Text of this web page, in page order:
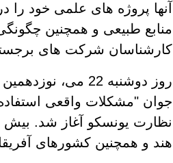
آنها پروژه های علمی خود را
منابع طبیعی و همچنین
کارشناسان شرکت های
روز دوشنبه 22
جوان "مشکلات واقعی
نظارت یونسکو آغاز شد. بیش از
هند و همچنین کشورهای